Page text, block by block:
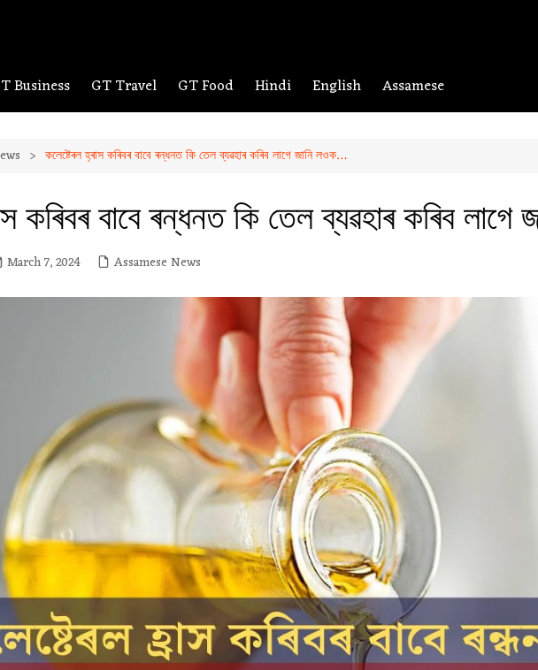
Business GT Travel GT Food Hindi English Assamese
কলেষ্টেৰল হ্ৰাস কৰিবৰ বাবে ৰন্ধনত কি তেল ব্যৱহাৰ কৰিব লাগে জানি লওক…
কৰিবৰ বাবে ৰন্ধনত কি তেল ব্যৱহাৰ কৰিব
March 7, 2024 Assamese News